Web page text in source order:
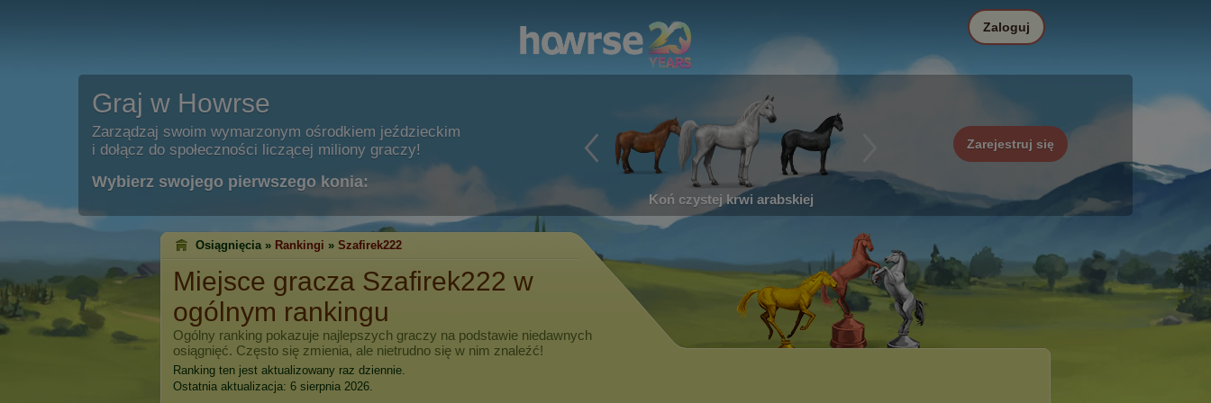
Graj w Howrse
Zarządzaj swoim wymarzonym ośrodkiem jeździeckim
i dołącz do społeczności liczącej miliony graczy!
Wybierz swojego pierwszego konia:
Koń czystej krwi arabskiej
Zarejestruj się
Zaloguj
Osiągnięcia » Rankingi » Szafirek222
Miejsce gracza Szafirek222 w
ogólnym rankingu
Ogólny ranking pokazuje najlepszych graczy na podstawie niedawnych
osiągnięć. Często się zmienia, ale nietrudno się w nim znaleźć!
Ranking ten jest aktualizowany raz dziennie.
Ostatnia aktualizacja: 6 sierpnia 2026.